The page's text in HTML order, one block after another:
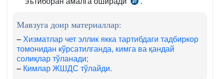
СК
1
ва
Мавзуга доир материаллар:
– Хизматлар чет эллик якка тартибдаги тадбиркор
томонидан кўрсатилганда, кимга ва қандай
солиқлар тўланади;
– Кимлар ЖШДС тўлайди.